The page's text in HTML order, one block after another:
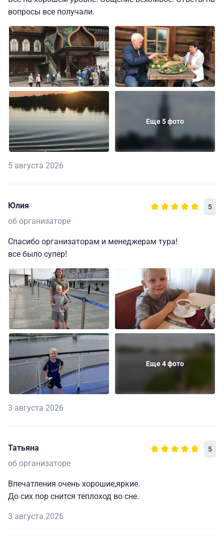
вопросы все получали.
Еще 5 фото
5 августа 2026
Юлия 5
об организаторе
Спасибо организаторам и менеджерам тура!
все было супер!
Еще 4 фото
3 августа 2026
Татьяна 5
об организаторе
Впечатления очень хорошие,яркие.
До сих пор снится теплоход во сне.
3 августа 2026